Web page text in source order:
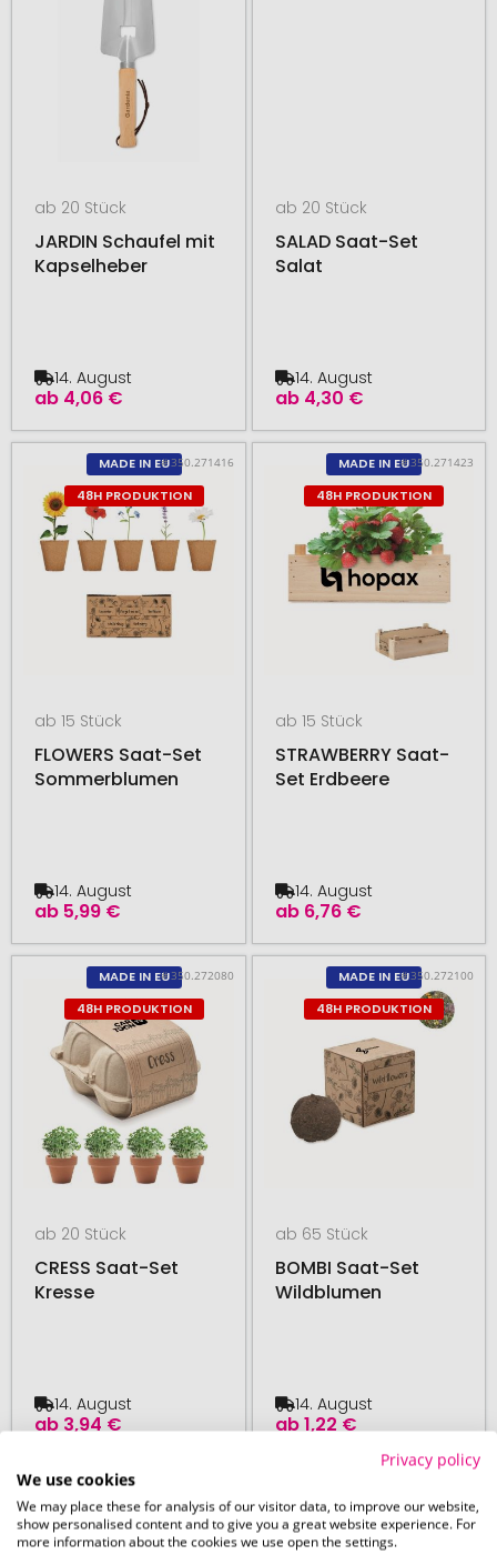
ab 20 Stück
JARDIN Schaufel mit
Kapselheber
ab 4,06 €
14. August
ab 20 Stück
SALAD Saat-Set
Salat
ab 4,30 €
14. August
MADE IN EU
48H PRODUKTION
# 350.271416
ab 15 Stück
FLOWERS Saat-Set
Sommerblumen
ab 5,99 €
14. August
MADE IN EU
48H PRODUKTION
# 350.271423
ab 15 Stück
STRAWBERRY Saat-
Set Erdbeere
ab 6,76 €
14. August
MADE IN EU
48H PRODUKTION
# 350.272080
ab 20 Stück
CRESS Saat-Set
Kresse
ab 3,94 €
14. August
MADE IN EU
48H PRODUKTION
# 350.272100
ab 65 Stück
BOMBI Saat-Set
Wildblumen
ab1,22 €
14. August
MADE IN EU
48H PRODUKTION
48H PRODUKTION
Privacy policy
We use cookies
We may place these for analysis of our visitor data, to improve our website,
show personalised content and to give you a great website experience. For
more information about the cookies we use open the settings.